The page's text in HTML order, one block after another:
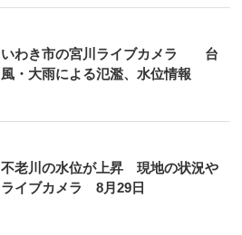
いわき市の宮川ライブカメラ 台
風・大雨による氾濫、水位情報
不老川の水位が上昇 現地の状況や
ライブカメラ 8月29日